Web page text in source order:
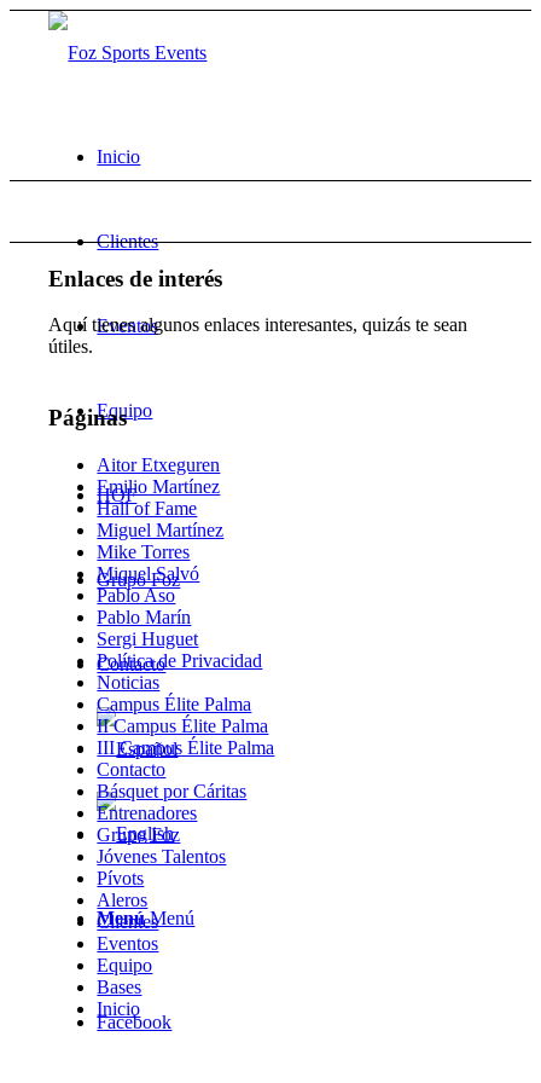
Inicio
Clientes
Eventos
Equipo
HOF
Grupo Foz
Contacto
Menú Menú
Facebook
Enlaces de interés
Aquí tienes algunos enlaces interesantes, quizás te sean
útiles.
Páginas
Aitor Etxeguren
Emilio Martínez
Hall of Fame
Miguel Martínez
Mike Torres
Miquel Salvó
Pablo Aso
Pablo Marín
Sergi Huguet
Política de Privacidad
Noticias
Campus Élite Palma
II Campus Élite Palma
III Campus Élite Palma
Contacto
Básquet por Cáritas
Entrenadores
Grupo Foz
Jóvenes Talentos
Pívots
Aleros
Clientes
Eventos
Equipo
Bases
Inicio